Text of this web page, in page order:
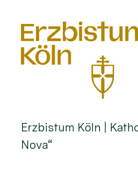
Erzbistum Köln |
Nova“